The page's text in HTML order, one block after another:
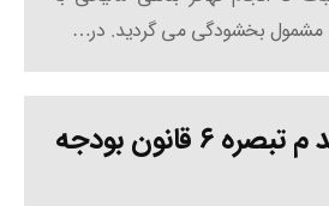
مشمول بخشودگی می گردید. در…
نحوه اجرای بند م تبصره ۶ قانون بودجه